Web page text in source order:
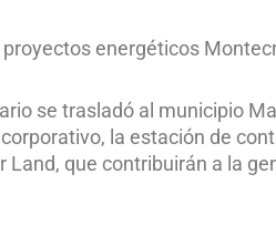
energéticos
se trasladó al municipio
la estación de
que contribuirán a la